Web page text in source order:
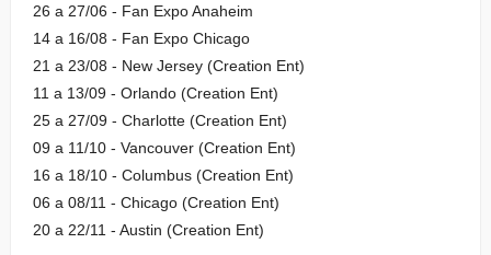
26 a 27/06 - Fan Expo Anaheim
14 a 16/08 - Fan Expo Chicago
21 a 23/08 - New Jersey (Creation Ent)
11 a 13/09 - Orlando (Creation Ent)
25 a 27/09 - Charlotte (Creation Ent)
09 a 11/10 - Vancouver (Creation Ent)
16 a 18/10 - Columbus (Creation Ent)
06 a 08/11 - Chicago (Creation Ent)
20 a 22/11 - Austin (Creation Ent)